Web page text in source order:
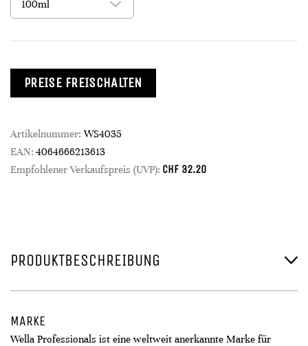
PREISE FREISCHALTEN
Artikelnummer: WS4035
EAN: 4064666213613
Empfohlener Verkaufspreis (UVP): CHF 32.20
PRODUKTBESCHREIBUNG
MARKE
Wella Professionals ist eine weltweit anerkannte Marke für